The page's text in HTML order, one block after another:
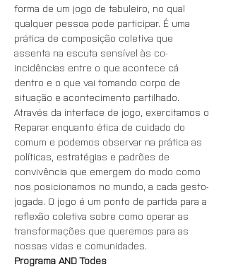
forma de um jogo de tabuleiro, no qual
qualquer pessoa pode participar. É uma
prática de composição coletiva que
assenta na escuta sensível às co-
incidências entre o que acontece cá
dentro e o que vai tomando corpo de
situação e acontecimento partilhado.
Através da interface de jogo, exercitamos o
Reparar enquanto ética de cuidado do
comum e podemos observar na prática as
políticas, estratégias e padrões de
convivência que emergem do modo como
nos posicionamos no mundo, a cada gesto-
jogada. O jogo é um ponto de partida para a
reflexão coletiva sobre como operar as
transformações que queremos para as
nossas vidas e comunidades.
Programa AND Todes